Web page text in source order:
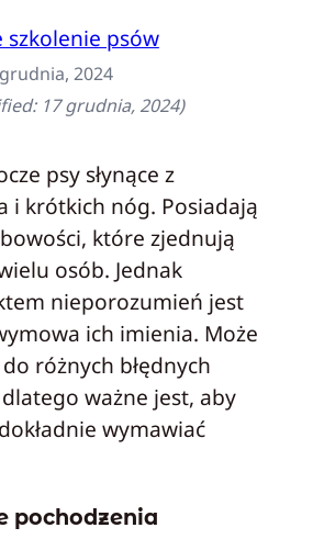
szkolenie psów
2024
17 grudnia, 2024)
psy słynące z
i krótkich nóg. Posiadają
które zjednują
osób. Jednak
nieporozumień jest
ich imienia. Może
różnych błędnych
ważne jest, aby
wymawiać
pochodzenia